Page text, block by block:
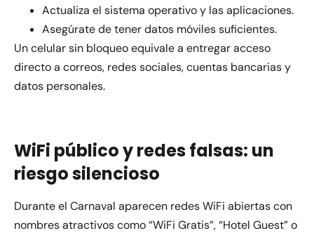
Actualiza el sistema operativo y las aplicaciones.
Asegúrate de tener datos móviles suficientes.
Un celular sin bloqueo equivale a entregar acceso
directo a correos, redes sociales, cuentas bancarias y
datos personales.
WiFi público y redes falsas: un
riesgo silencioso
Durante el Carnaval aparecen redes WiFi abiertas con
nombres atractivos como “WiFi Gratis”, “Hotel Guest” o